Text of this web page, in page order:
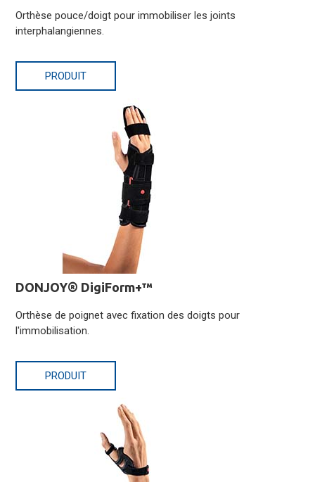
Orthèse pouce/doigt pour immobiliser les joints
interphalangiennes.
PRODUIT
DONJOY® DigiForm+™
Orthèse de poignet avec fixation des doigts pour
l'immobilisation.
PRODUIT